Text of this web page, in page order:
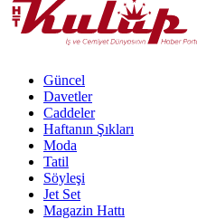
Güncel
Davetler
Caddeler
Haftanın Şıkları
Moda
Tatil
Söyleşi
Jet Set
Magazin Hattı